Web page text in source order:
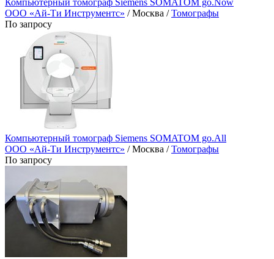
Компьютерный томограф Siemens SOMATOM go.Now
ООО «Ай-Ти Инструментс» / Москва /Томографы
По запросу
Компьютерный томограф Siemens SOMATOM go.All
ООО «Ай-Ти Инструментс» / Москва /Томографы
По запросу